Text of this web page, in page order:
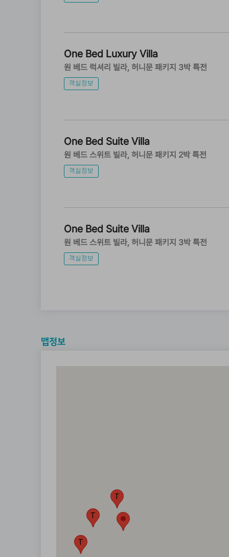
One Bed Luxury Villa
원 베드 럭셔리 빌라 허니문 패키지 3박 특전
객실정보
One Bed Suite Villa
원 베드 스위트 빌라 허니문 패키지 2박 특전
객실정보
One Bed Suite Villa
원 베드 스위트 빌라 허니문 패키지 3박 특전
객실정보
맵정보
T
T
T